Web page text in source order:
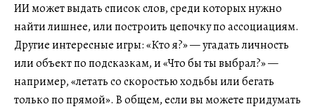
ИИ может выдать список слов, среди которых нужно
найти лишнее, или построить цепочку по ассоциациям.
Другие интересные игры: «Кто я?» — угадать личность
или объект по подсказкам, и «Что бы ты выбрал?» —
например, «летать со скоростью ходьбы или бегать
только по прямой». В общем, если вы можете придумать